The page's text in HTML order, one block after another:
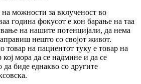
можности за вклученост во
година фокусот е кон барање на таа
на нашите потенцијали, да нема
нешто со својот живот.
товар на пациентот туку е товар на
кој мора да се надмине и да се
да биде еднакво со другите